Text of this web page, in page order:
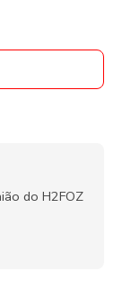
do H2FOZ